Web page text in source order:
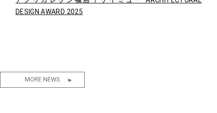
DESIGN AWARD 2025
MORE NEWS